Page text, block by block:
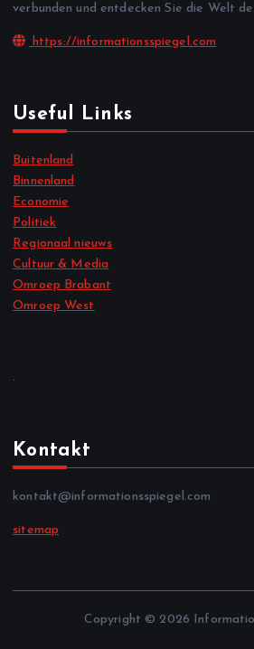
verbunden und entdecken Sie die Welt
https://informationsspiegel.com
Useful Links
Buitenland
Binnenland
Economie
Politiek
Regionaal nieuws
Cultuur & Media
Omroep Brabant
Omroep West
.
Kontakt
kontakt@informationsspiegel.com
sitemap
Copyright © 2026